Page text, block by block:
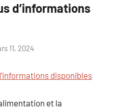
d’informations
11, 2024
disponibles
et la